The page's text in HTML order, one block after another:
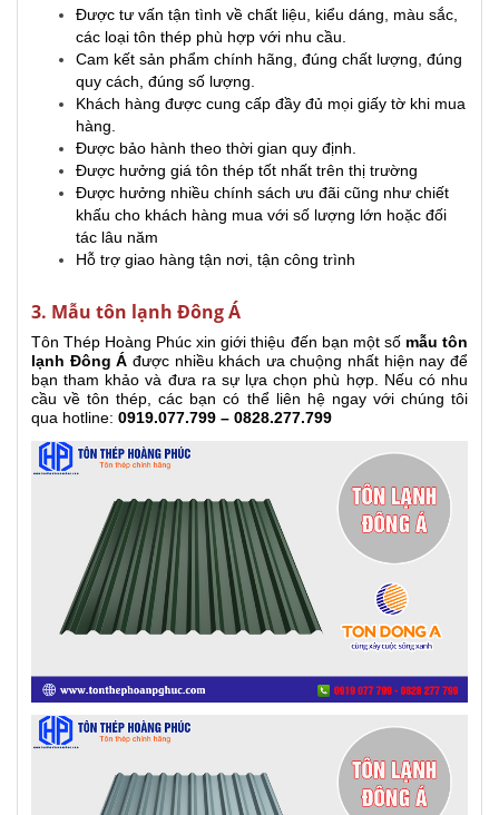
Được tư vấn tận tình về chất liệu, kiểu dáng, màu sắc,
các loại tôn thép phù hợp với nhu cầu.
Cam kết sản phẩm chính hãng, đúng chất lượng, đúng
quy cách, đúng số lượng.
Khách hàng được cung cấp đầy đủ mọi giấy tờ khi mua
hàng.
Được bảo hành theo thời gian quy định.
Được hưởng giá tôn thép tốt nhất trên thị trường
Được hưởng nhiều chính sách ưu đãi cũng như chiết
khấu cho khách hàng mua với số lượng lớn hoặc đối
tác lâu năm
Hỗ trợ giao hàng tận nơi, tận công trình
3. Mẫu tôn lạnh Đông Á
Tôn Thép Hoàng Phúc xin giới thiệu đến bạn một số mẫu tôn
lạnh Đông Á được nhiều khách ưa chuộng nhất hiện nay để
bạn tham khảo và đưa ra sự lựa chọn phù hợp. Nếu có nhu
cầu về tôn thép, các bạn có thể liên hệ ngay với chúng tôi
qua hotline: 0919.077.799 – 0828.277.799